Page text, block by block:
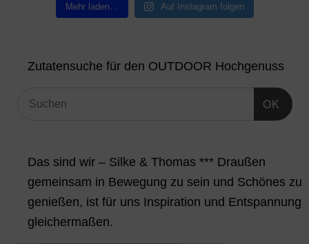
Mehr laden… Auf Instagram folgen
Zutatensuche für den OUTDOOR Hochgenuss
OK
Das sind wir – Silke & Thomas *** Draußen
gemeinsam in Bewegung zu sein und Schönes zu
genießen, ist für uns Inspiration und Entspannung
gleichermaßen.